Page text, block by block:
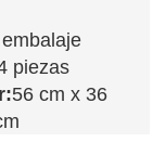
piezas
56 cm x 36